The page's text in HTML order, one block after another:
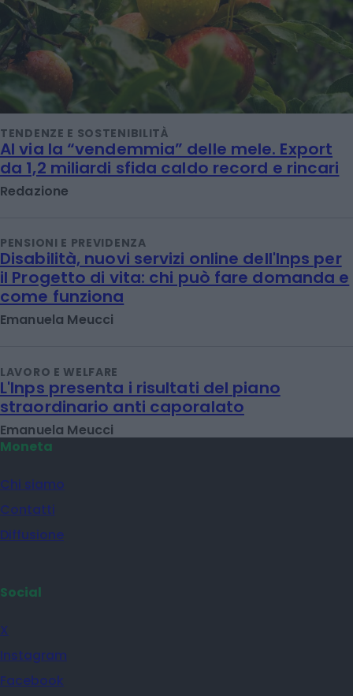
TENDENZE E SOSTENIBILITÀ
Al via la “vendemmia” delle mele. Export
da 1,2 miliardi sfida caldo record e rincari
Redazione
PENSIONI E PREVIDENZA
Disabilità, nuovi servizi online dell'Inps per
il Progetto di vita: chi può fare domanda e
come funziona
Emanuela Meucci
LAVORO E WELFARE
L'Inps presenta i risultati del piano
straordinario anti caporalato
Emanuela Meucci
Moneta
Chi siamo
Contatti
Diffusione
Social
X
Instagram
Facebook